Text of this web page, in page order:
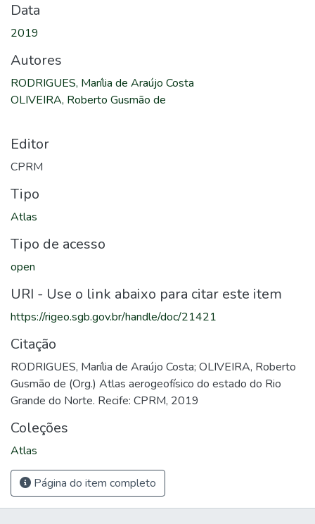
Data
2019
Autores
RODRIGUES, Marília de Araújo Costa
OLIVEIRA, Roberto Gusmão de
Editor
CPRM
Tipo
Atlas
Tipo de acesso
open
URI - Use o link abaixo para citar este item
https://rigeo.sgb.gov.br/handle/doc/21421
Citação
RODRIGUES, Marília de Araújo Costa; OLIVEIRA, Roberto
Gusmão de (Org.) Atlas aerogeofísico do estado do Rio
Grande do Norte. Recife: CPRM, 2019
Coleções
Atlas
Página do item completo